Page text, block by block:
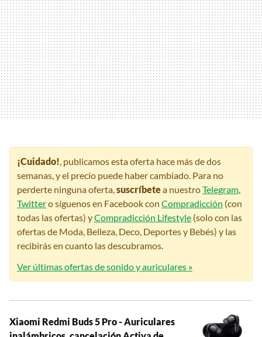
¡Cuidado!, publicamos esta oferta hace más de dos
semanas, y el precio puede haber cambiado. Para no
perderte ninguna oferta,suscríbetea nuestroTelegram,
Twittero síguenos en Facebook con Compradicción (con
todas las ofertas) yCompradicción Lifestyle (solo con las
ofertas de Moda, Belleza, Deco, Deportes y Bebés) y las
recibirás en cuanto las descubramos.
Ver últimas ofertas de sonido y auriculares »
Xiaomi Redmi Buds 5 Pro - Auriculares